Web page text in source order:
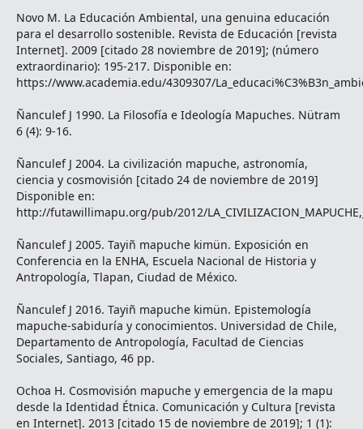
Novo M. La Educación Ambiental, una genuina educación
para el desarrollo sostenible. Revista de Educación [revista
Internet]. 2009 [citado 28 noviembre de 2019]; (número
extraordinario): 195-217. Disponible en:
https://www.academia.edu/4309307/
Ñanculef J 1990. La Filosofía e Ideología Mapuches. Nütram
6 (4): 9-16.
Ñanculef J 2004. La civilización mapuche, astronomía,
ciencia y cosmovisión [citado 24 de noviembre de 2019]
Disponible en:
http://futawillimapu.org/pub/2012/
Ñanculef J 2005. Tayiñ mapuche kimün. Exposición en
Conferencia en la ENHA, Escuela Nacional de Historia y
Antropología, Tlapan, Ciudad de México.
Ñanculef J 2016. Tayiñ mapuche kimün. Epistemología
mapuche-sabiduría y conocimientos. Universidad de Chile,
Departamento de Antropología, Facultad de Ciencias
Sociales, Santiago, 46 pp.
Ochoa H. Cosmovisión mapuche y emergencia de la mapu
desde la Identidad Étnica. Comunicación y Cultura [revista
en Internet]. 2013 [citado 15 de noviembre de 2019]; 1 (1):